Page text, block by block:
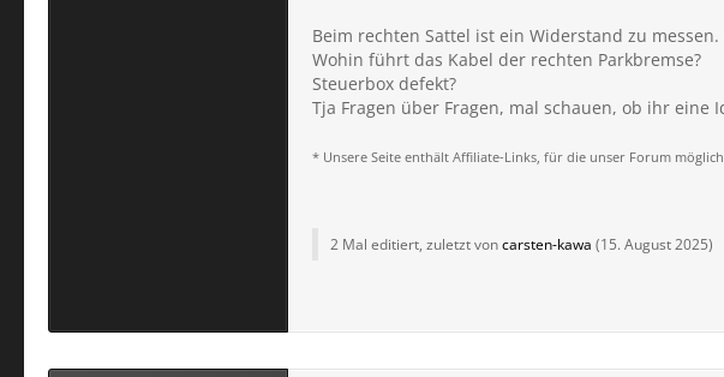
Beim rechten Sattel ist ein Widerstand zu
Wohin führt das Kabel der rechten Parkbremse?
Steuerbox defekt?
Tja Fragen über Fragen, mal schauen, ob ihr eine
* Unsere Seite enthält Affiliate-Links, für die unser Forum
2 Mal editiert, zuletzt voncarsten-kawa (15. August 2025)